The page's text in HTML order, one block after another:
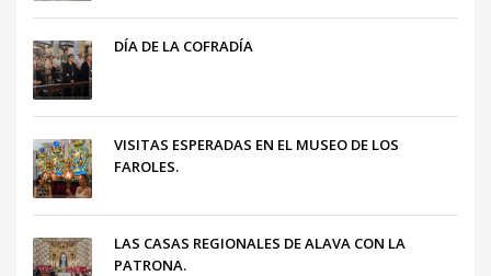
DÍA DE LA COFRADÍA
VISITAS ESPERADAS EN EL MUSEO DE LOS
FAROLES.
LAS CASAS REGIONALES DE ALAVA CON LA
PATRONA.